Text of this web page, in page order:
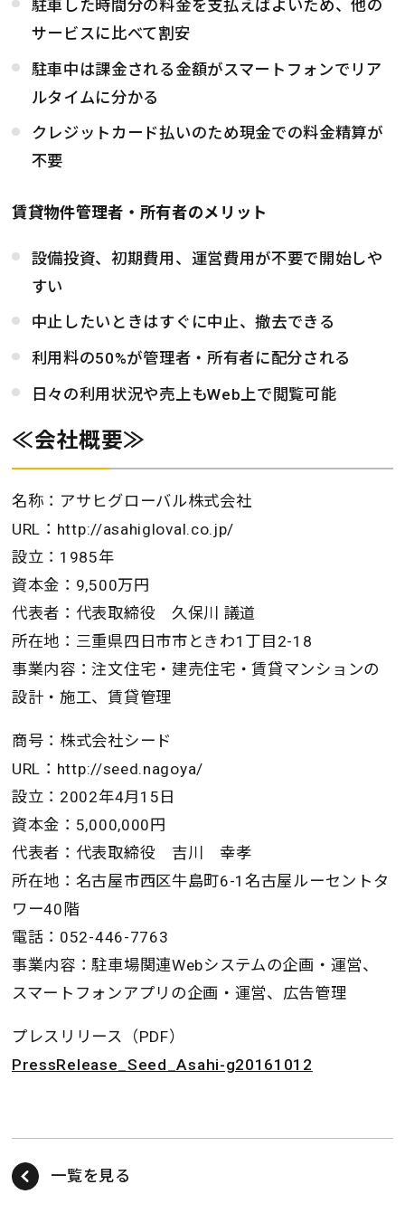
駐車した時間分の料金を支払えばよいため、他の
サービスに比べて割安
駐車中は課金される金額がスマートフォンでリア
ルタイムに分かる
クレジットカード払いのため現金での料金精算が
不要
賃貸物件管理者・所有者のメリット
設備投資、初期費用、運営費用が不要で開始しや
すい
中止したいときはすぐに中止、撤去できる
利用料の50%が管理者・所有者に配分される
日々の利用状況や売上もWeb上で閲覧可能
≪会社概要≫
名称：アサヒグローバル株式会社
URL：http://asahigloval.co.jp/
設立：1985年
資本金：9,500万円
代表者：代表取締役 久保川 議道
所在地：三重県四日市市ときわ1丁目2-18
事業内容：注文住宅・建売住宅・賃貸マンションの
設計・施工、賃貸管理
商号：株式会社シード
URL：http://seed.nagoya/
設立：2002年4月15日
資本金：5,000,000円
代表者：代表取締役 吉川 幸孝
所在地：名古屋市西区牛島町6-1名古屋ルーセントタ
ワー40階
電話：052-446-7763
事業内容：駐車場関連Webシステムの企画・運営、
スマートフォンアプリの企画・運営、広告管理
プレスリリース（PDF）
PressRelease_Seed_Asahi-g20161012
一覧を見る